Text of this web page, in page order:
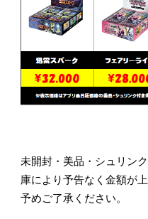
未開封・美品・シュリン
庫により予告なく金額が
予めご了承ください。